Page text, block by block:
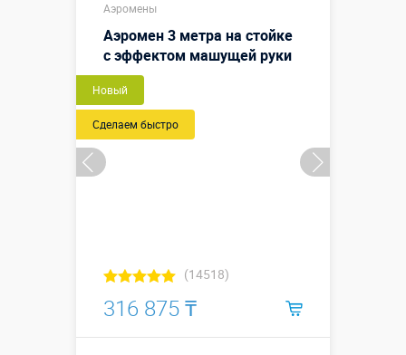
Больше деталей →
Аэромены
Аэромен 3 метра на стойке
с эффектом машущей руки
Новый
Сделаем быстро
(14518)
316 875 ₸